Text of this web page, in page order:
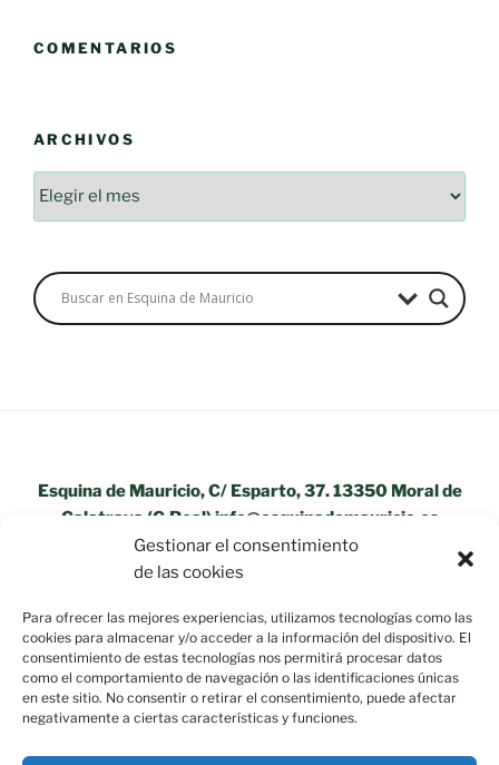
Gestionar el consentimiento
de las cookies
Para ofrecer las mejores experiencias, utilizamos tecnologías como las
cookies para almacenar y/o acceder a la información del dispositivo. El
consentimiento de estas tecnologías nos permitirá procesar datos
como el comportamiento de navegación o las identificaciones únicas
en este sitio. No consentir o retirar el consentimiento, puede afectar
negativamente a ciertas características y funciones.
COMENTARIOS
ARCHIVOS
Esquina de Mauricio, C/ Esparto, 37. 13350 Moral de
Calatrava (C.Real) info@esquinademauricio.es
«Aviso Legal»